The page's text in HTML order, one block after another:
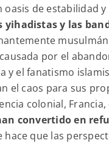
oasis de estabilidad
yihadistas y las
por el
y el fanatismo
el caos para sus
colonial,
convertido en
hace que las